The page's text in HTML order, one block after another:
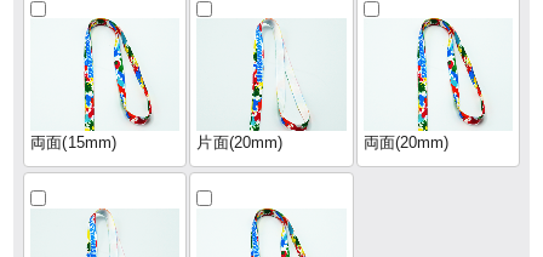
両面(15mm) 片面(20mm) 両面(20mm)